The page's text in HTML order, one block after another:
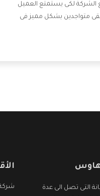
الشركة لكى يستمتع العميل
متواجدين بشكل مميز فى
التى تنفرد الشركة بها
التى تصل الى عدة